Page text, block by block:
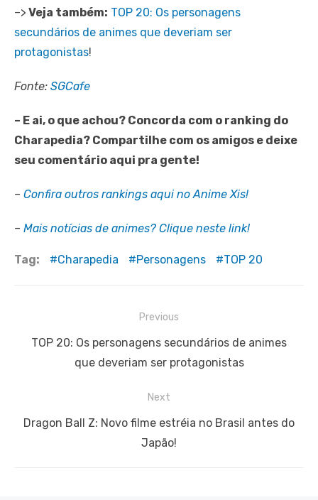
–> Veja também: TOP 20: Os personagens
secundários de animes que deveriam ser
protagonistas!
Fonte: SGCafe
– E ai, o que achou? Concorda com o ranking do
Charapedia? Compartilhe com os amigos e deixe
seu comentário aqui pra gente!
– Confira outros rankings aqui no Anime Xis!
– Mais notícias de animes? Clique neste link!
Tag: Charapedia Personagens TOP 20
de
Previous
Previous
TOP 20: Os personagens secundários de animes
que deveriam ser protagonistas
Next
Next
Dragon Ball Z: Novo filme estréia no Brasil antes do
Japão!